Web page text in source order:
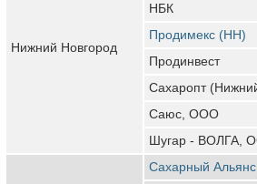
Нижний Новгород
НБК
Продимекс (НН)
Продинвест
Сахаропт
Саюс, ООО
Шугар - ВОЛГА,
Сахарный Альянс